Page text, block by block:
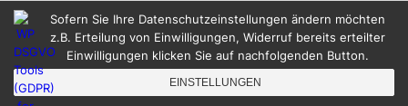
Instagram YouTube
Sofern Sie Ihre Datenschutzeinstellungen ändern möchten
z.B. Erteilung von Einwilligungen, Widerruf bereits erteilter
Einwilligungen klicken Sie auf nachfolgenden Button.
EINSTELLUNGEN